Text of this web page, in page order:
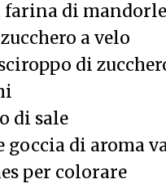
farina di mandorle
zucchero a velo
di
di sale
goccia di aroma
per colorare